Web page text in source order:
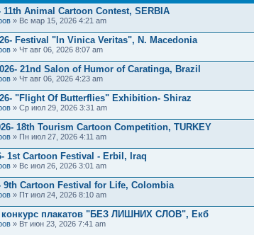
11th Animal Cartoon Contest, SERBIA
» Вс мар 15, 2026 4:21 am
Festival "In Vinica Veritas", N. Macedonia
» Чт авг 06, 2026 8:07 am
21nd Salon of Humor of Caratinga, Brazil
» Чт авг 06, 2026 4:23 am
"Flight Of Butterflies" Exhibition- Shiraz
» Ср июл 29, 2026 3:31 am
18th Tourism Cartoon Competition, TURKEY
» Пн июл 27, 2026 4:11 am
1st Cartoon Festival - Erbil, Iraq
» Вс июл 26, 2026 3:01 am
9th Cartoon Festival for Life, Colombia
» Пт июл 24, 2026 8:10 am
конкурс плакатов "БЕЗ ЛИШНИХ СЛОВ", Екб
» Вт июн 23, 2026 7:41 am